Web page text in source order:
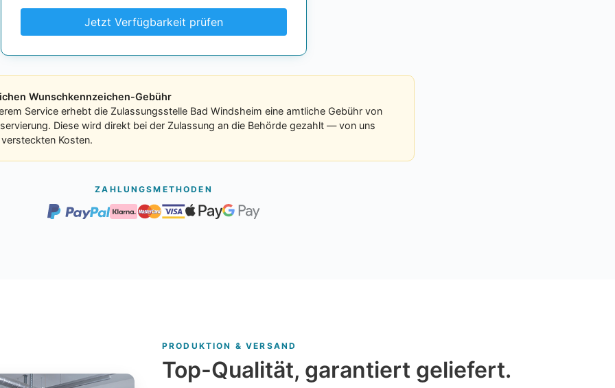
Jetzt Verfügbarkeit prüfen
Wunschkennzeichen-Gebühr
Service erhebt die Zulassungsstelle Bad Windsheim eine amtliche Gebühr von
Diese wird direkt bei der Zulassung an die Behörde gezahlt — von uns
Kosten.
ZAHLUNGSMETHODEN
PRODUKTION & VERSAND
Top-Qualität, garantiert geliefert.